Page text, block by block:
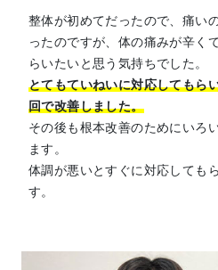
整体が初めてだったので、痛い
ったのですが、体の痛みが辛く
らいたいと思う気持ちでした。
とてもていねいに対応してもら
回で改善しました。
その後も根本改善のためにいろ
ます。
体調が悪いとすぐに対応しても
す。